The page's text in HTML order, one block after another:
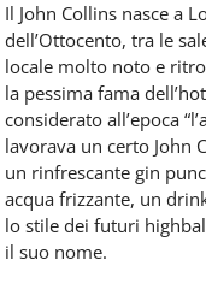
Il John Collins nasce a
dell’Ottocento, tra le
locale molto noto e
la pessima fama
considerato all’epoca
lavorava un certo John
un rinfrescante gin
acqua frizzante, un
lo stile dei futuri
il suo nome.